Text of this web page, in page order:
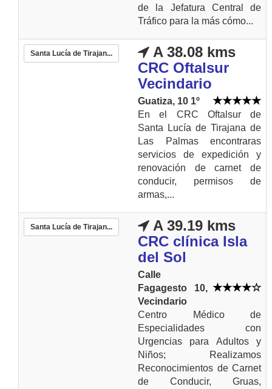
de la Jefatura Central de
Tráfico para la más cómo...
Santa Lucía de Tirajan...
A 38.08 kms
CRC Oftalsur
Vecindario
Guatiza, 10 1º
En el CRC Oftalsur de
Santa Lucía de Tirajana de
Las Palmas encontraras
servicios de expedición y
renovación de carnet de
conducir, permisos de
armas,...
Santa Lucía de Tirajan...
A 39.19 kms
CRC clínica Isla
del Sol
Calle
Fagagesto 10,
Vecindario
Centro Médico de
Especialidades con
Urgencias para Adultos y
Niños; Realizamos
Reconocimientos de Carnet
de Conducir, Gruas,